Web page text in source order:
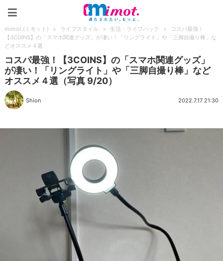
mimot.(ミモット) > ライフスタイル > 生活・ライフハック >
コスパ最強！
【3COINS】の「スマホ関連グッズ」が凄い！「リングライト」や「三脚自撮り棒」な
どオススメ４選
コスパ最強！【3COINS】の「スマホ関連グッズ」
が凄い！「リングライト」や「三脚自撮り棒」など
オススメ４選（写真 9/20）
Shion 2022.7.17 21:30